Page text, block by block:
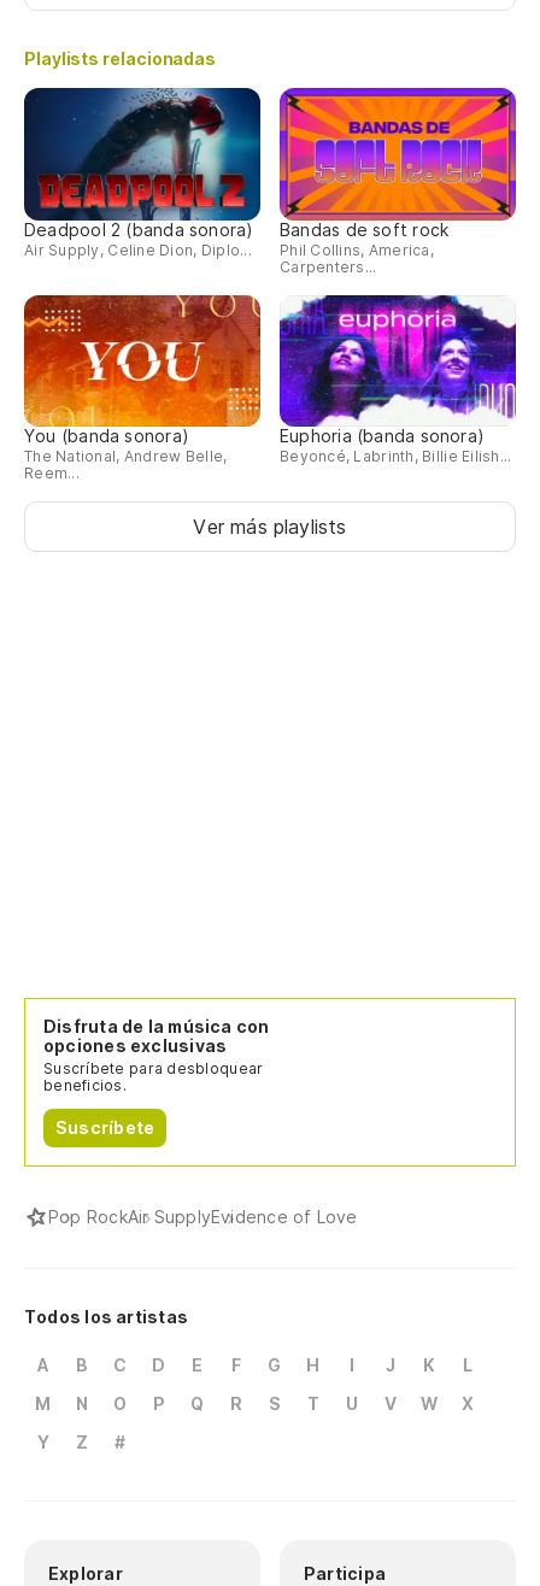
Playlists relacionadas
Deadpool 2 (banda sonora)
Air Supply, Celine Dion, Diplo...
Bandas de soft rock
Phil Collins, America,
Carpenters...
You (banda sonora)
The National, Andrew Belle,
Reem...
Euphoria (banda sonora)
Beyoncé, Labrinth, Billie Eilish...
Ver más playlists
Disfruta de la música con
opciones exclusivas
Suscríbete para desbloquear
beneficios.
Suscríbete
Pop RockAir SupplyEvidence of Love
Todos los artistas
A B C D E F G H I J K
L
M
N O P Q R S T U V W
X
Y
Z #
Explorar Participa